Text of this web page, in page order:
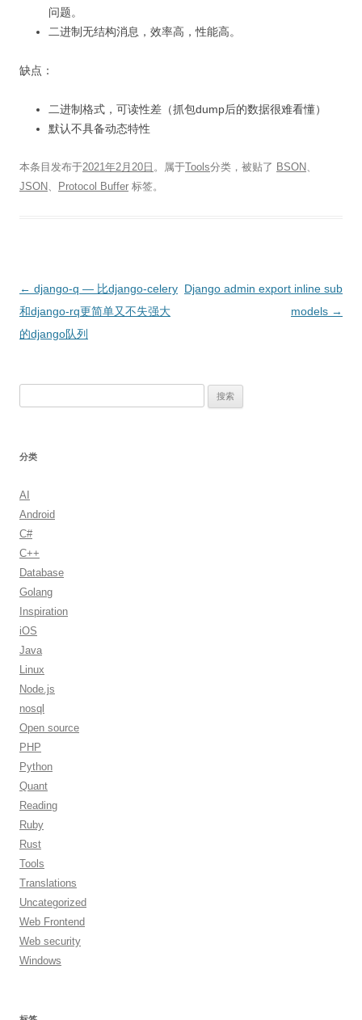
问题。
二进制无结构消息，效率高，性能高。
缺点：
二进制格式，可读性差（抓包dump后的数据很难看懂）
默认不具备动态特性
本条目发布于2021年2月20日 。属于Tools分类，被贴了 BSON、
JSON、 Protocol Buffer 标签。
文
章
导
← django-q — 比django-celery
和django-rq更简单又不失强大
的django队列
Django admin export inline sub
models →
分类
AI
Android
C#
C++
Database
Golang
Inspiration
iOS
Java
Linux
Node.js
nosql
Open source
PHP
Python
Quant
Reading
Ruby
Rust
Tools
Translations
Uncategorized
Web Frontend
Web security
Windows